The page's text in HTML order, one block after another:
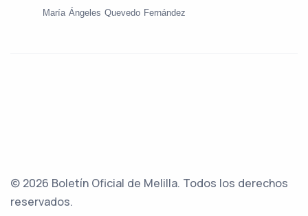
María Ángeles Quevedo Fernández
© 2026 Boletín Oficial de Melilla. Todos los derechos
reservados.